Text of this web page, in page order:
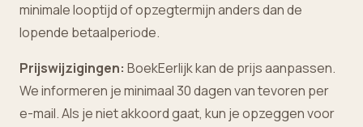
minimale looptijd of opzegtermijn anders dan de
lopende betaalperiode.
Prijswijzigingen: BoekEerlijk kan de prijs aanpassen.
We informeren je minimaal 30 dagen van tevoren per
e-mail. Als je niet akkoord gaat, kun je opzeggen voor